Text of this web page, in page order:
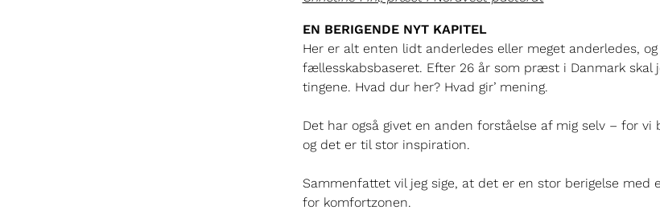
EN BERIGENDE NYT KAPITEL
Her er alt enten lidt anderledes eller meget anderledes,
fællesskabsbaseret. Efter 26 år som præst i Danmark skal
tingene. Hvad dur her? Hvad gir’ mening.
Det har også givet en anden forståelse af mig selv – for vi
og det er til stor inspiration.
Sammenfattet vil jeg sige, at det er en stor berigelse med
for komfortzonen.